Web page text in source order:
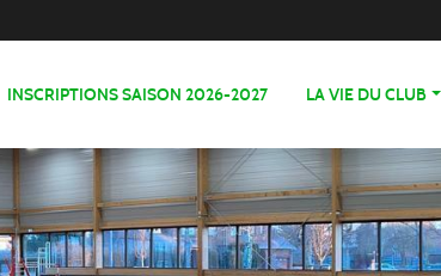
INSCRIPTIONS SAISON 2026-2027 LA VIE DU CLUB